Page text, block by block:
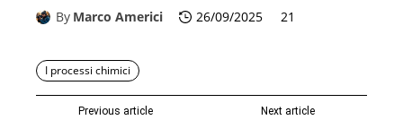
By Marco Americi 26/09/2025 21
I processi chimici
Previous article Next article